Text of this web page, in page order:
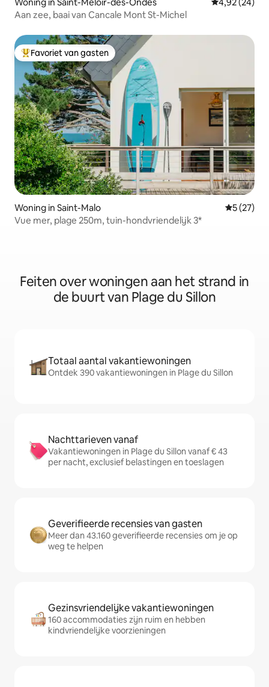
Aan zee, baai van Cancale Mont St-Michel
Topfavoriet van gasten
Favoriet van gasten
Woning in Saint-Malo
5 (27)
Vue mer, plage 250m, tuin-hondvriendelijk 3*
Feiten over woningen aan het strand in
de buurt van Plage du Sillon
Totaal aantal vakantiewoningen
Ontdek 390 vakantiewoningen in Plage du Sillon
Nachttarieven vanaf
Vakantiewoningen in Plage du Sillon vanaf € 43
per nacht, exclusief belastingen en toeslagen
Geverifieerde recensies van gasten
Meer dan 43.160 geverifieerde recensies om je op
weg te helpen
Gezinsvriendelijke vakantiewoningen
160 accommodaties zijn ruim en hebben
kindvriendelijke voorzieningen